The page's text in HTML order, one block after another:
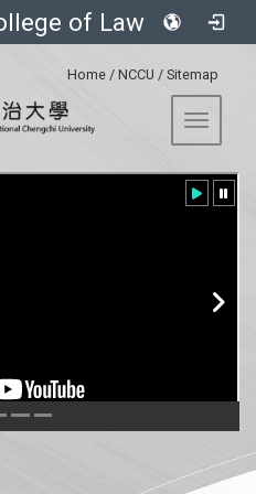
of Law
Home / NCCU / Sitemap
Toggle